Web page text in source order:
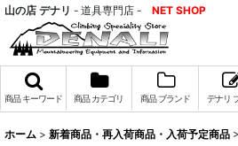
山の店 デナリ - 道具専門店 - NET SHOP
商品 キーワード 商品 カテゴリ 商品 ブランド デナリ
ホーム > 新着商品・再入荷商品・入荷予定商品 >